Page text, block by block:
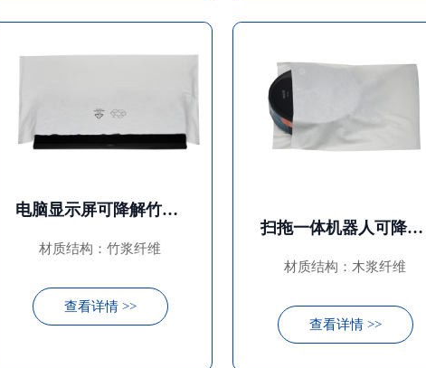
电脑显示屏可降解竹浆纤维布袋
材质结构：竹浆纤维
查看详情 >>
扫拖一体机器人可降解木浆纤维布袋
材质结构：木浆纤维
查看详情 >>